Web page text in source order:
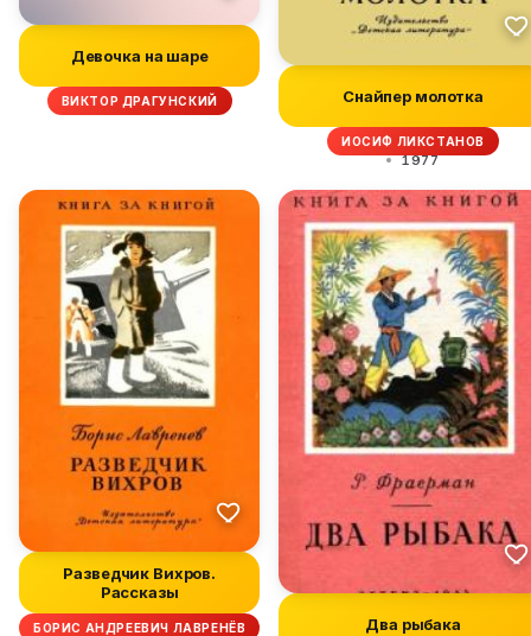
Девочка на шаре
ВИКТОР ДРАГУНСКИЙ Снайпер молотка
ИОСИФ ЛИКСТАНОВ
1977
Разведчик Вихров.
Рассказы
БОРИС АНДРЕЕВИЧ ЛАВРЕНЁВ Два рыбака